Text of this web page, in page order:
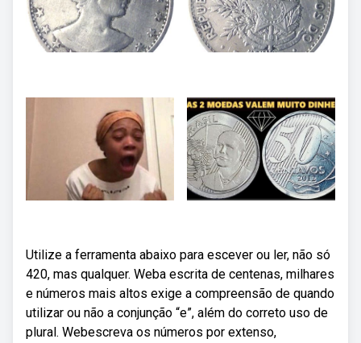
Utilize a ferramenta abaixo para escever ou ler, não só
420, mas qualquer. Weba escrita de centenas, milhares
e números mais altos exige a compreensão de quando
utilizar ou não a conjunção “e”, além do correto uso de
plural. Webescreva os números por extenso,